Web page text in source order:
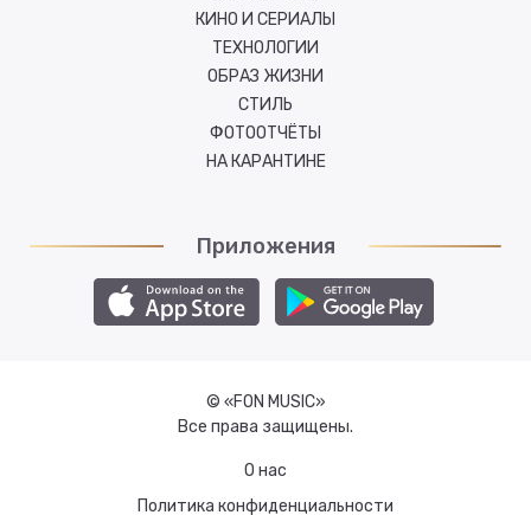
КИНО И СЕРИАЛЫ
ТЕХНОЛОГИИ
ОБРАЗ ЖИЗНИ
СТИЛЬ
ФОТООТЧЁТЫ
НА КАРАНТИНЕ
Приложения
© «FON MUSIC»
Все права защищены.
О нас
Политика конфиденциальности